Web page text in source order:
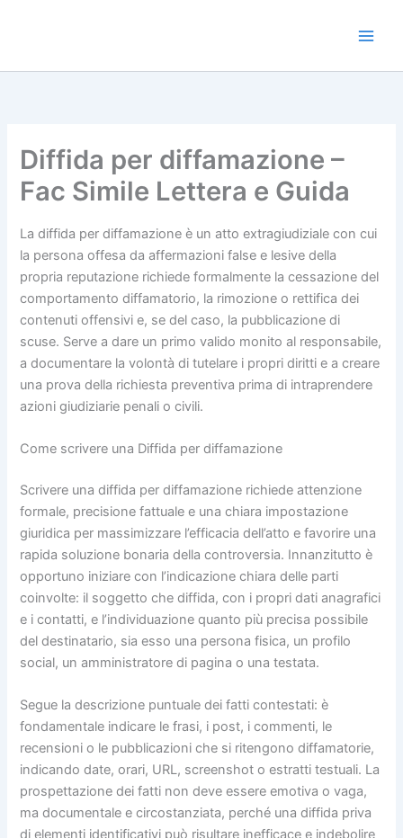
Diffida per diffamazione​ –
Fac Simile Lettera e Guida
La diffida per diffamazione è un atto extragiudiziale con cui
la persona offesa da affermazioni false e lesive della
propria reputazione richiede formalmente la cessazione del
comportamento diffamatorio, la rimozione o rettifica dei
contenuti offensivi e, se del caso, la pubblicazione di
scuse. Serve a dare un primo valido monito al responsabile,
a documentare la volontà di tutelare i propri diritti e a creare
una prova della richiesta preventiva prima di intraprendere
azioni giudiziarie penali o civili.
Come scrivere una Diffida per diffamazione​
Scrivere una diffida per diffamazione richiede attenzione
formale, precisione fattuale e una chiara impostazione
giuridica per massimizzare l’efficacia dell’atto e favorire una
rapida soluzione bonaria della controversia. Innanzitutto è
opportuno iniziare con l’indicazione chiara delle parti
coinvolte: il soggetto che diffida, con i propri dati anagrafici
e i contatti, e l’individuazione quanto più precisa possibile
del destinatario, sia esso una persona fisica, un profilo
social, un amministratore di pagina o una testata.
Segue la descrizione puntuale dei fatti contestati: è
fondamentale indicare le frasi, i post, i commenti, le
recensioni o le pubblicazioni che si ritengono diffamatorie,
indicando date, orari, URL, screenshot o estratti testuali. La
prospettazione dei fatti non deve essere emotiva o vaga,
ma documentale e circostanziata, perché una diffida priva
di elementi identificativi può risultare inefficace e indebolire